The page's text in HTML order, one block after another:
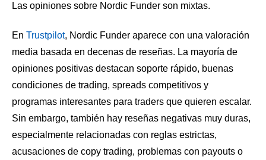
Las opiniones sobre Nordic Funder son mixtas.
En Trustpilot, Nordic Funder aparece con una valoración
media basada en decenas de reseñas. La mayoría de
opiniones positivas destacan soporte rápido, buenas
condiciones de trading, spreads competitivos y
programas interesantes para traders que quieren escalar.
Sin embargo, también hay reseñas negativas muy duras,
especialmente relacionadas con reglas estrictas,
acusaciones de copy trading, problemas con payouts o